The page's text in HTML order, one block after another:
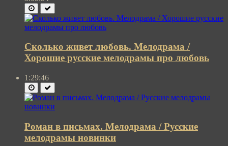
Сколько живет любовь. Мелодрама /
Хорошие русские мелодрамы про любовь
1:29:46
Роман в письмах. Мелодрама / Русские
мелодрамы новинки